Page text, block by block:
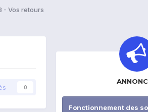
- Vos retours
0
Fonctionnement des